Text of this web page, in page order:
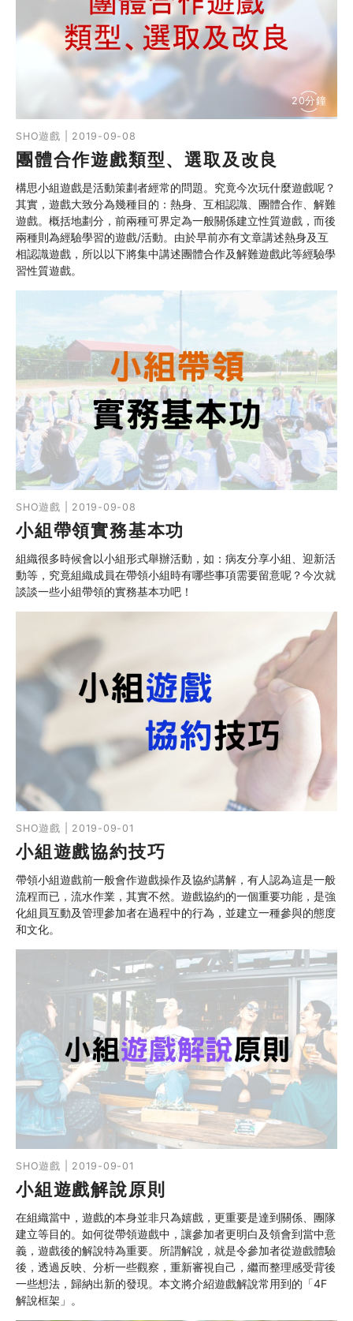
SHO遊戲 | 2019-09-08
20分鐘
團體合作遊戲類型、選取及改良
構思小組遊戲是活動策劃者經常的問題。究竟今次玩什麼遊戲呢？
其實，遊戲大致分為幾種目的：熱身、互相認識、團體合作、解難
遊戲。概括地劃分，前兩種可界定為一般關係建立性質遊戲，而後
兩種則為經驗學習的遊戲/活動。由於早前亦有文章講述熱身及互
相認識遊戲，所以以下將集中講述團體合作及解難遊戲此等經驗學
習性質遊戲。
SHO遊戲 | 2019-09-08
小組帶領實務基本功
組織很多時候會以小組形式舉辦活動，如：病友分享小組、迎新活
動等，究竟組織成員在帶領小組時有哪些事項需要留意呢？今次就
談談一些小組帶領的實務基本功吧！
SHO遊戲 | 2019-09-01
小組遊戲協約技巧
帶領小組遊戲前一般會作遊戲操作及協約講解，有人認為這是一般
流程而已，流水作業，其實不然。遊戲協約的一個重要功能，是強
化組員互動及管理參加者在過程中的行為，並建立一種參與的態度
和文化。
SHO遊戲 | 2019-09-01
小組遊戲解說原則
在組織當中，遊戲的本身並非只為嬉戲，更重要是達到關係、團隊
建立等目的。如何從帶領遊戲中，讓參加者更明白及領會到當中意
義，遊戲後的解說特為重要。所謂解說，就是令參加者從遊戲體驗
後，透過反映、分析一些觀察，重新審視自己，繼而整理感受背後
一些想法，歸納出新的發現。本文將介紹遊戲解說常用到的「4F
解說框架」。